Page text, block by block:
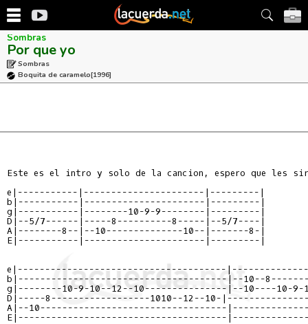
Sombras
Por que yo
Sombras
Boquita de caramelo[1996]
Este es el intro y solo de la cancion, espero que les
e|-----------|----------------------|---------|
b|-----------|----------------------|---------|
g|-----------|--------10-9-9--------|---------|
D|--5/7------|-----8----------8-----|--5/7----|
A|--------8--|--10--------------10--|-------8-|
E|-----------|----------------------|---------|
e|--------------------------------------
b|--------------------------------------|--10--
g|--------10-9-10--12--10---------------|--10----10-9-
D|-----8------------------1010--12--10-
A|--10----------------------------------
E|--------------------------------------